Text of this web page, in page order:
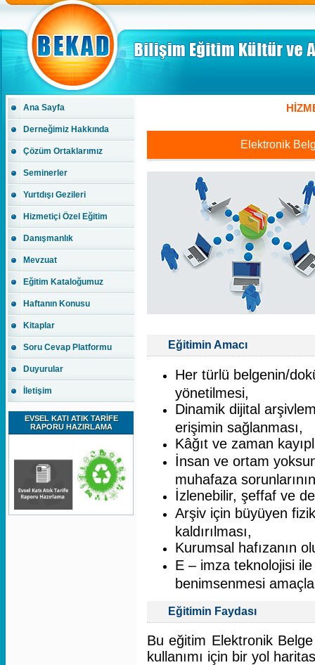
Ana Sayfa
Derneğimiz Hakkında
Çözüm Ortaklarımız
Seminerler
Yurtdışı Gezileri
Hizmetiçi Özel Eğitim
Danışmanlık
Mevzuat
Eğitim Kataloğumuz
Haftanın Konusu
Kitaplar
Soru Cevap Platformu
Duyurular
İletişim
EVSEL KATI ATIK TARİFE
RAPORU HAZIRLAMA
Elektronik
Eğitimin Amacı
Her türlü belgenin/
yönetilmesi,
Dinamik dijital
erişimin sağlanması,
Kâğıt ve zaman
İnsan ve ortam
muhafaza
İzlenebilir, şeffaf ve
Arşiv için büyüyen
kaldırılması,
Kurumsal hafızanın
E – imza teknolojisi ile
benimsenmesi
Eğitimin Faydası
Bu eğitim Elektronik
kullanımı için bir yol